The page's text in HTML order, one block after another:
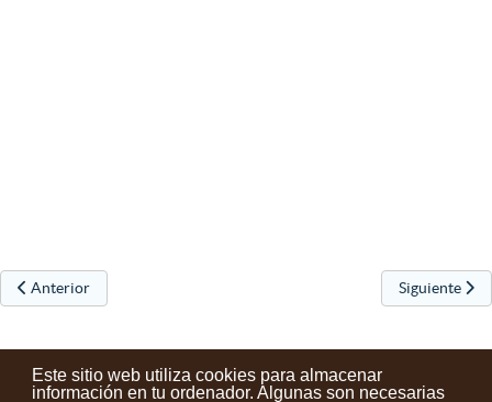
Este sitio web utiliza cookies para almacenar
información en tu ordenador. Algunas son necesarias
Artículo anterior: Concierto de Mikel Urdangarin en Urretxu
Anterior Artículo
Siguiente